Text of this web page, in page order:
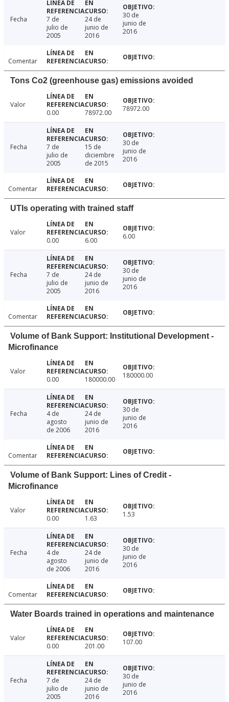
Fecha
7 de
julio de
2005
24 de
junio de
2016
30 de
junio de
2016
Comentar
Tons Co2 (greenhouse gas) emissions avoided
Valor
0.00
78972.00 78972.00
Fecha
7 de
julio de
2005
15 de
diciembre
de 2015
30 de
junio de
2016
Comentar
UTIs operating with trained staff
Valor
0.00
6.00 6.00
Fecha
7 de
julio de
2005
24 de
junio de
2016
30 de
junio de
2016
Comentar
Volume of Bank Support: Institutional Development -
Microfinance
Valor
0.00
180000.00 180000.00
Fecha
4 de
agosto
de 2006
24 de
junio de
2016
30 de
junio de
2016
Comentar
Volume of Bank Support: Lines of Credit -
Microfinance
Valor
0.00
1.63 1.53
Fecha
4 de
agosto
de 2006
24 de
junio de
2016
30 de
junio de
2016
Comentar
Water Boards trained in operations and maintenance
Valor
0.00
201.00 107.00
Fecha
7 de
julio de
2005
24 de
junio de
2016
30 de
junio de
2016